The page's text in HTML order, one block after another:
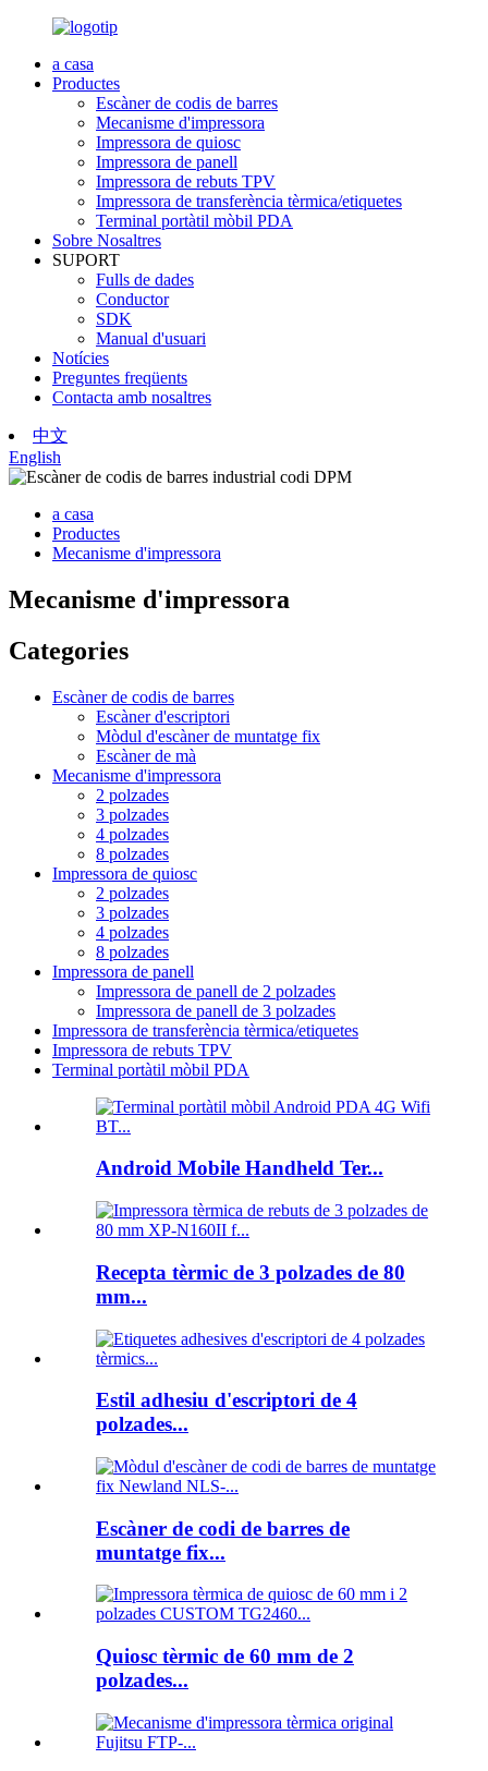
a casa
Productes
Escàner de codis de barres
Mecanisme d'impressora
Impressora de quiosc
Impressora de panell
Impressora de rebuts TPV
Impressora de transferència tèrmica/etiquetes
Terminal portàtil mòbil PDA
Sobre Nosaltres
SUPORT
Fulls de dades
Conductor
SDK
Manual d'usuari
Notícies
Preguntes freqüents
Contacta amb nosaltres
中文
English
a casa
Productes
Mecanisme d'impressora
Mecanisme d'impressora
Categories
Escàner de codis de barres
Escàner d'escriptori
Mòdul d'escàner de muntatge fix
Escàner de mà
Mecanisme d'impressora
2 polzades
3 polzades
4 polzades
8 polzades
Impressora de quiosc
2 polzades
3 polzades
4 polzades
8 polzades
Impressora de panell
Impressora de panell de 2 polzades
Impressora de panell de 3 polzades
Impressora de transferència tèrmica/etiquetes
Impressora de rebuts TPV
Terminal portàtil mòbil PDA
Android Mobile Handheld Ter...
Recepta tèrmic de 3 polzades de 80
mm...
Estil adhesiu d'escriptori de 4
polzades...
Escàner de codi de barres de
muntatge fix...
Quiosc tèrmic de 60 mm de 2
polzades...